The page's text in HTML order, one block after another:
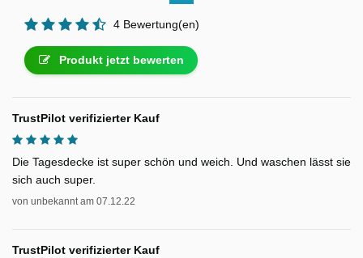
4 Bewertung(en)
Produkt jetzt bewerten
TrustPilot verifizierter Kauf
Die Tagesdecke ist super schön und weich. Und waschen lässt sie
sich auch super.
von unbekanntam 07.12.22
TrustPilot verifizierter Kauf